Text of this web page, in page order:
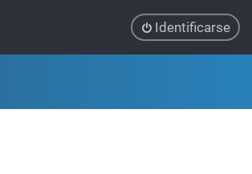
Identificarse